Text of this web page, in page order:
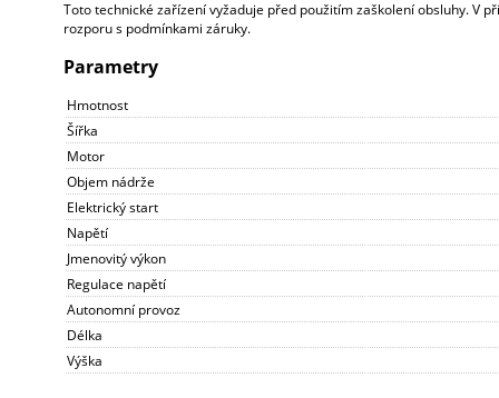
Toto technické zařízení vyžaduje před použitím zaškolení obsluhy. V
rozporu s podmínkami záruky.
Parametry
Hmotnost
Šířka
Motor
Objem nádrže
Elektrický start
Napětí
Jmenovitý výkon
Regulace napětí
Autonomní provoz
Délka
Výška